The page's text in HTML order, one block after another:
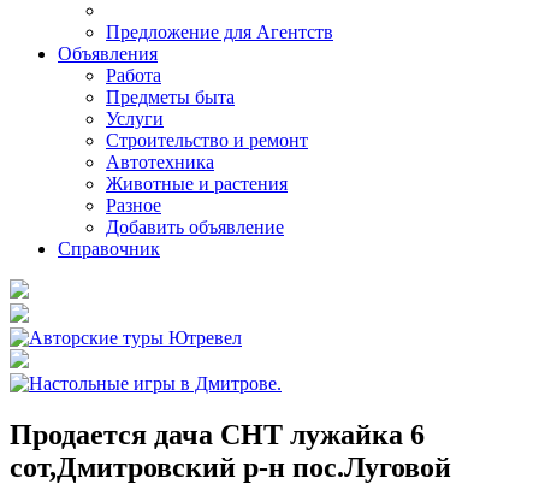
Предложение для Агентств
Объявления
Работа
Предметы быта
Услуги
Строительство и ремонт
Автотехника
Животные и растения
Разное
Добавить объявление
Справочник
Продается дача СНТ лужайка 6
сот,Дмитровский р-н пос.Луговой